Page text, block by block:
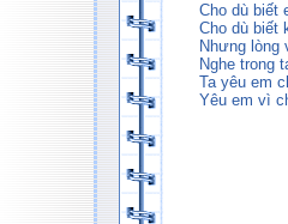
Cho dù biết
Cho dù biết
Nhưng lòng
Nghe trong
Ta yêu em
Yêu em vì